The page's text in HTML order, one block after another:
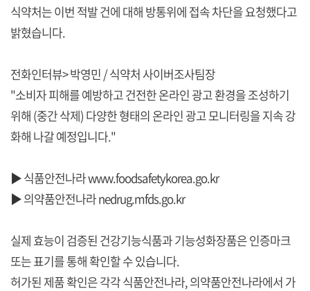
식약처는 이번 적발 건에 대해 방통위에 접속 차단을 요청했다고
밝혔습니다.
전화인터뷰> 박영민 / 식약처 사이버조사팀장
"소비자 피해를 예방하고 건전한 온라인 광고 환경을 조성하기
위해 (중간 삭제) 다양한 형태의 온라인 광고 모니터링을 지속 강
화해 나갈 예정입니다."
▶ 식품안전나라www.foodsafetykorea.go.kr
▶ 의약품안전나라nedrug.mfds.go.kr
실제 효능이 검증된 건강기능식품과 기능성화장품은 인증마크
또는 표기를 통해 확인할 수 있습니다.
허가된 제품 확인은 각각 식품안전나라, 의약품안전나라에서 가